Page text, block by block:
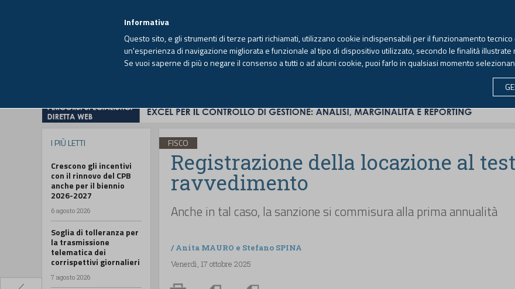
Venerdì, 7 agosto 2026 -Aggiornato alle 6.00
I PIÙ LETTI
Crescono gli incentivi
con il rinnovo del CPB
anche per il biennio
2026-2027
6 agosto 2026
Soglia di tolleranza per
la trasmissione
telematica dei
corrispettivi giornalieri
7 agosto 2026
FISCO
Registrazione della locazione al
ravvedimento
Anche in tal caso, la sanzione si commisura alla prima annualità
/ Anita MAURO e Stefano SPINA
Venerdì, 17 ottobre 2025
Informativa
Questo sito, e gli strumenti di terze parti richiamati, utilizzano cookie indispensabili per il funzionamento
un'esperienza di navigazione migliorata e funzionale al tipo di dispositivo utilizzato, secondo le finalità illustrate
Se vuoi saperne di più o negare il consenso a tutti o ad alcuni cookie, puoi farlo in qualsiasi momento